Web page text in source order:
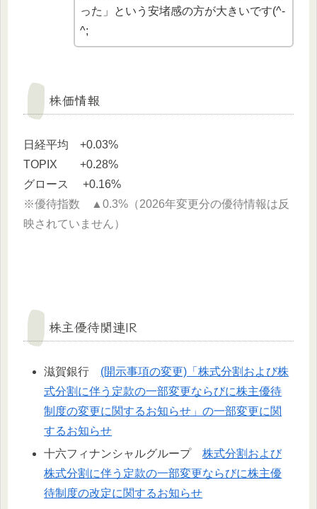
った」という安堵感の方が大きいです(^-
^;
株価情報
日経平均 +0.03%
TOPIX +0.28%
グロース +0.16%
※優待指数 ▲0.3%（2026年変更分の優待情報は反
映されていません）
株主優待関連IR
滋賀銀行 (開示事項の変更)「株式分割および株
式分割に伴う定款の一部変更ならびに株主優待
制度の変更に関するお知らせ」の一部変更に関
するお知らせ
十六フィナンシャルグループ株式分割および
株式分割に伴う定款の一部変更ならびに株主優
待制度の改定に関するお知らせ